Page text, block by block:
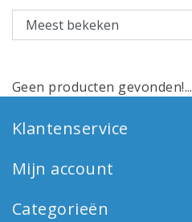
Geen producten gevonden!...
Klantenservice
Mijn account
Categorieën